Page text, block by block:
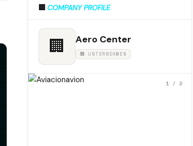
🏢 COMPANY PROFILE
🏢 Aero Center
🏢 UNTERNEHMEN
1 / 2